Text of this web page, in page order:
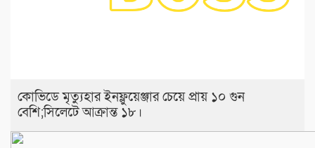
কোভিডে মৃত্যুহার ইনফ্লুয়েঞ্জার চেয়ে প্রায় ১০ গুন
বেশি;সিলেটে আক্রান্ত ১৮।